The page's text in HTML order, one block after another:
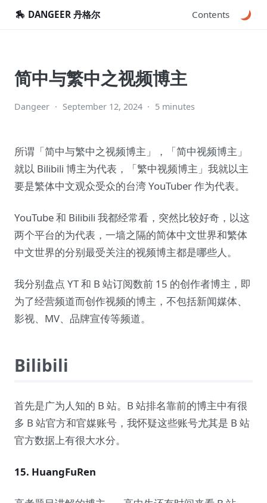
🏇 DANGEER 丹格尔 Contents
简中与繁中之视频博主
Dangeer · September 12, 2024 · 5 minutes
所谓「简中与繁中之视频博主」，「简中视频博主」
就以 Bilibili 博主为代表，「繁中视频博主」我就以主
要是繁体中文观众受众的台湾 YouTuber 作为代表。
YouTube 和 Bilibili 我都经常看，突然比较好奇，以这
两个平台的为代表，一墙之隔的简体中文世界和繁体
中文世界的分别最受关注的视频博主都是哪些人。
我分别盘点 YT 和 B 站订阅数前 15 的创作者博主，即
为了经营频道而创作视频的博主，不包括新闻媒体、
影视、MV、品牌宣传等频道。
Bilibili
首先是广为人知的 B 站。B 站排名靠前的博主中有很
多 B 站官方和官媒账号，我怀疑这些账号尤其是 B 站
官方数据上有很大水分。
15. HuangFuRen